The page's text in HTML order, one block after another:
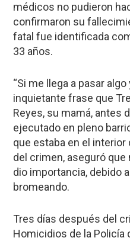
médicos no pudieron
confirmaron su
fatal fue identificada
33 años.
“Si me llega a pasar
inquietante frase que
Reyes, su mamá, antes
ejecutado en pleno
que estaba en el
del crimen, aseguró
dio importancia, debido
bromeando.
Tres días después del
Homicidios de la Policía